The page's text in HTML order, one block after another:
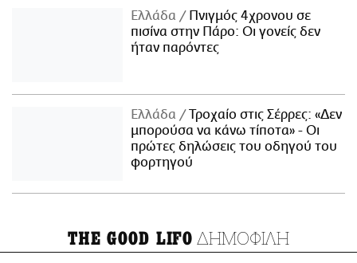
Ελλάδα
Πνιγμός 4χρονου σε
πισίνα στην Πάρο: Οι γονείς δεν
ήταν παρόντες
Ελλάδα
Τροχαίο στις Σέρρες: «Δεν
μπορούσα να κάνω τίποτα» - Οι
πρώτες δηλώσεις του οδηγού του
φορτηγού
THE GOOD LIFO ΔΗΜΟΦΙΛΗ